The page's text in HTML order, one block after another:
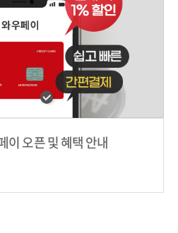
이 오픈 및 혜택 안내